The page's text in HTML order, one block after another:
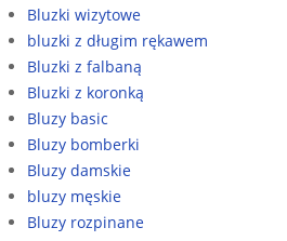
Bluzki wizytowe
bluzki z długim rękawem
Bluzki z falbaną
Bluzki z koronką
Bluzy basic
Bluzy bomberki
Bluzy damskie
bluzy męskie
Bluzy rozpinane